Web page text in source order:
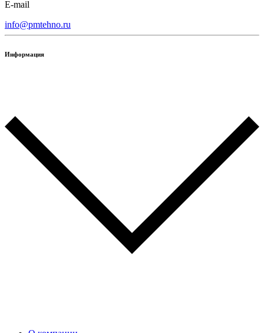
E-mail
info@pmtehno.ru
Информация